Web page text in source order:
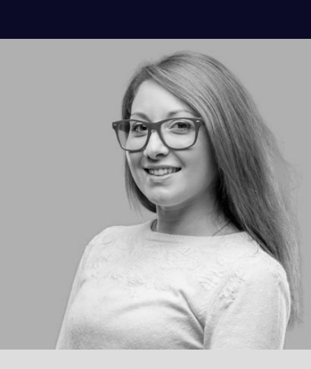
Florence Moreno
CEO/ Founder